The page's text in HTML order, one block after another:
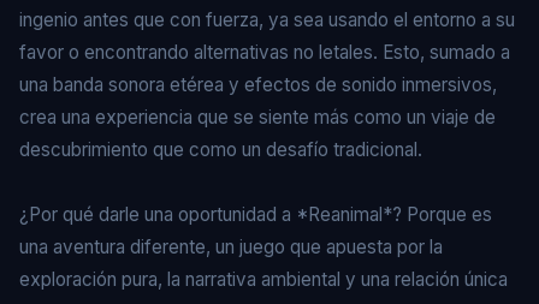
ingenio antes que con fuerza, ya sea usando el entorno a su
favor o encontrando alternativas no letales. Esto, sumado a
una banda sonora etérea y efectos de sonido inmersivos,
crea una experiencia que se siente más como un viaje de
descubrimiento que como un desafío tradicional.
¿Por qué darle una oportunidad a *Reanimal*? Porque es
una aventura diferente, un juego que apuesta por la
exploración pura, la narrativa ambiental y una relación única